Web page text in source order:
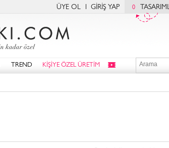
ÜYE OL GİRİŞ YAP 0
TREND KİŞİYE ÖZEL ÜRETİM